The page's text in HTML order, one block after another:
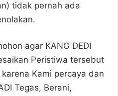
tidak pernah ada
agar KANG DEDI
Peristiwa tersebut
Kami percaya dan
Tegas, Berani,